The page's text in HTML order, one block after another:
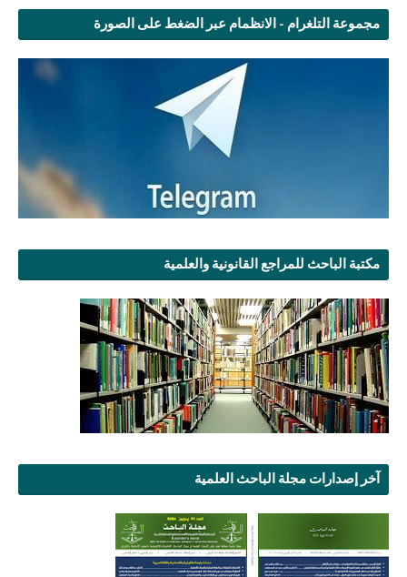
مجموعة التلغرام - الانظمام عبر الضغط على الصورة
مكتبة الباحث للمراجع القانونية والعلمية
آخر إصدارات مجلة الباحث العلمية